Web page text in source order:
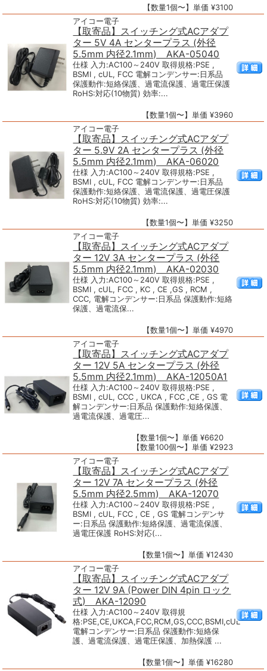
【数量1個〜】単価 ¥3100
アイコー電子
【取寄品】スイッチング式ACアダプ
ター 5V 4A センタープラス (外径
5.5mm 内径2.1mm) AKA-05040
仕様 入力:AC100～240V 取得規格:PSE ,
BSMI , cUL, FCC 電解コンデンサー:日系品
保護動作:短絡保護、過電流保護、過電圧保護
RoHS:対応(10物質) 効率:...
【数量1個〜】単価 ¥3960
アイコー電子
【取寄品】スイッチング式ACアダプ
ター 5.9V 2A センタープラス (外径
5.5mm 内径2.1mm) AKA-06020
仕様 入力:AC100～240V 取得規格:PSE ,
BSMI , cUL, FCC 電解コンデンサー:日系品
保護動作:短絡保護、過電流保護、過電圧保護
RoHS:対応(10物質) 効率:...
【数量1個〜】単価 ¥3250
アイコー電子
【取寄品】スイッチング式ACアダプ
ター 12V 3A センタープラス (外径
5.5mm 内径2.1mm) AKA-02030
仕様 入力:AC100～240V 取得規格:PSE ,
BSMI , cUL, FCC , KC , CE ,GS , RCM ,
CCC, 電解コンデンサー:日系品 保護動作:短絡
保護、過電流保...
【数量1個〜】単価 ¥4970
アイコー電子
【取寄品】スイッチング式ACアダプ
ター 12V 5A センタープラス (外径
5.5mm 内径2.1mm) AKA-12050A1
仕様 入力:AC100～240V 取得規格:PSE ,
BSMI , cUL, CCC , UKCA , FCC ,CE , GS 電
解コンデンサー:日系品 保護動作:短絡保護、
過電流保護、過電圧...
【数量1個〜】単価 ¥6620
【数量100個〜】単価 ¥2923
アイコー電子
【取寄品】スイッチング式ACアダプ
ター 12V 7A センタープラス (外径
5.5mm 内径2.5mm) AKA-12070
仕様 入力:AC100～240V 取得規格:PSE ,
BSMI , cUL, FCC , CE , GS 電解コンデンサ
ー:日系品 保護動作:短絡保護、過電流保護、
過電圧保護 RoHS:対応(...
【数量1個〜】単価 ¥12430
アイコー電子
【取寄品】スイッチング式ACアダプ
ター 12V 9A (Power DIN 4pin ロック
式) AKA-12090
仕様 入力:AC100～240V 取得規
格:PSE,CE,UKCA,FCC,RCM,GS,CCC,BSMI,cUL
電解コンデンサー:日系品 保護動作:短絡保
護、過電流保護、過電圧保護、加熱保護 ...
【数量1個〜】単価 ¥16280